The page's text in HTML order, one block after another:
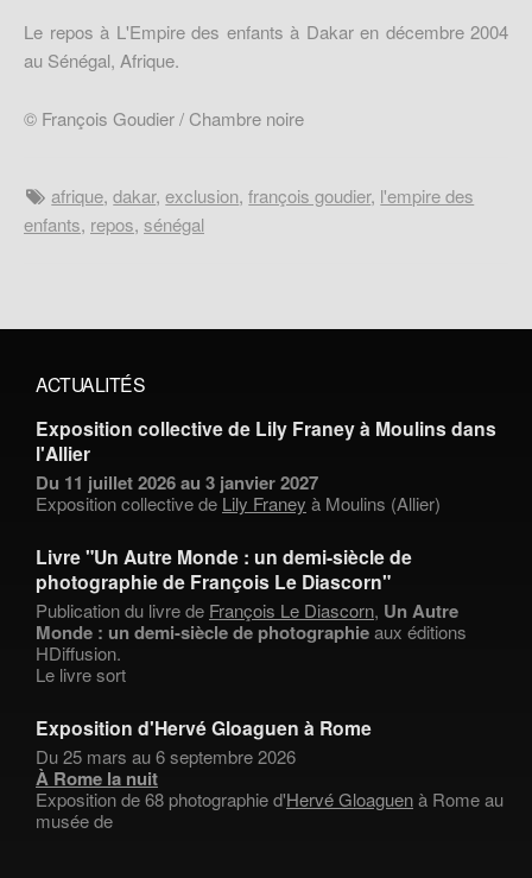
Le repos à L'Empire des enfants à Dakar en décembre 2004
au Sénégal, Afrique.
© François Goudier / Chambre noire
afrique,dakar,exclusion,françois goudier, l'empire des
enfants, repos, sénégal
ACTUALITÉS
Exposition collective de Lily Franey à Moulins dans
l'Allier
Du 11 juillet 2026 au 3 janvier 2027
Exposition collective de Lily Franey à Moulins (Allier)
Livre "Un Autre Monde : un demi-siècle de
photographie de François Le Diascorn"
Publication du livre de François Le Diascorn, Un Autre
Monde : un demi-siècle de photographieaux éditions
HDiffusion.
Le livre sort
Exposition d'Hervé Gloaguen à Rome
Du 25 mars au 6 septembre 2026
À Rome la nuit
Exposition de 68 photographie d'Hervé Gloaguenà Rome au
musée de